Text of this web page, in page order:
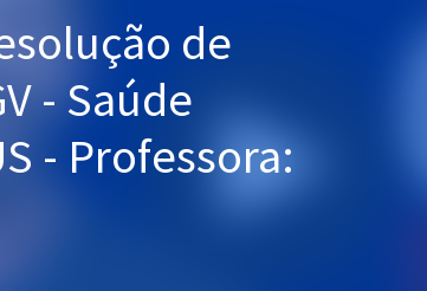
de
- Saúde
- Professora: